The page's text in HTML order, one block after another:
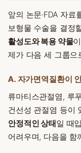
앞의 논문·FDA 자
보형물 수술을 결정
활성도와 복용 약물
제가 다음 세 그룹으
A. 자가면역질환이
류마티스관절염, 루
건선성 관절염 등이
안정적인 상태일 때
어려우며, 다음을 함